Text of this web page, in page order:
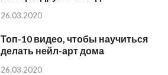
26.03.2020
Топ-10 видео, чтобы научиться
делать нейл-арт дома
26.03.2020